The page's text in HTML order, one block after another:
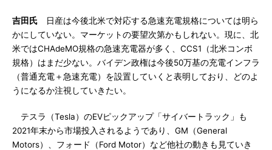
吉田氏 日産は今後北米で対応する急速充電規格については明ら
かにしていない。マーケットの要望次第かもしれない。現に、北
米ではCHAdeMO規格の急速充電器が多く、CCS1（北米コンボ
規格）はまだ少ない。バイデン政権は今後50万基の充電インフラ
（普通充電＋急速充電）を設置していくと表明しており、どのよ
うになるか注視していきたい。
テスラ（Tesla）のEVピックアップ「サイバートラック」も
2021年末から市場投入されるようであり、GM（General
Motors）、フォード（Ford Motor）など他社の動きも見ていき